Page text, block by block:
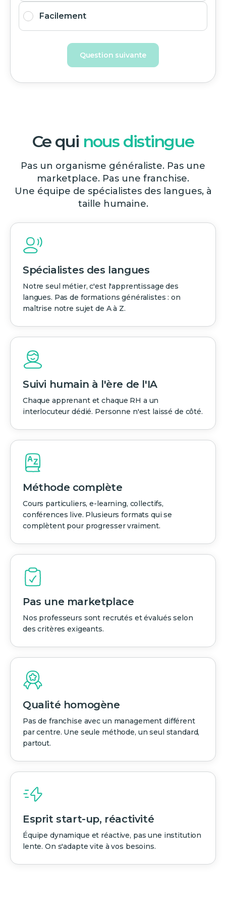
Facilement
Question suivante
Ce qui nous distingue
Pas un organisme généraliste. Pas une
marketplace. Pas une franchise.
Une équipe de spécialistes des langues, à
taille humaine.
Spécialistes des langues
Notre seul métier, c'est l'apprentissage des
langues. Pas de formations généralistes : on
maîtrise notre sujet de A à Z.
Suivi humain à l'ère de l'IA
Chaque apprenant et chaque RH a un
interlocuteur dédié. Personne n'est laissé de côté.
Méthode complète
Cours particuliers, e-learning, collectifs,
conférences live. Plusieurs formats qui se
complètent pour progresser vraiment.
Pas une marketplace
Nos professeurs sont recrutés et évalués selon
des critères exigeants.
Qualité homogène
Pas de franchise avec un management différent
par centre. Une seule méthode, un seul standard,
partout.
Esprit start-up, réactivité
Équipe dynamique et réactive, pas une institution
lente. On s'adapte vite à vos besoins.